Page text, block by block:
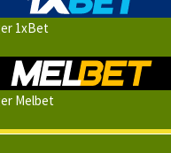
1xBet
Melbet